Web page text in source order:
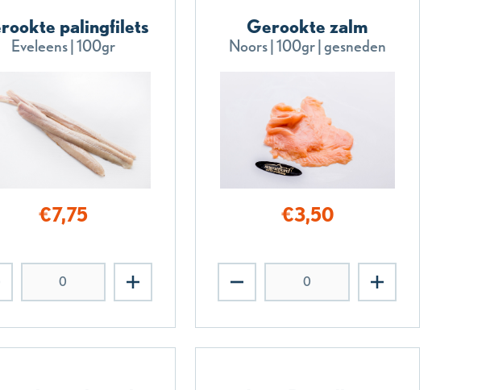
palingfilets
Eveleens | 100gr
€7,75
Gerookte zalm
Noors | 100gr | gesneden
€3,50